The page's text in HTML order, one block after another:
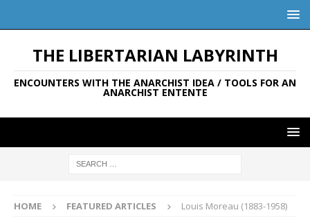
THE LIBERTARIAN LABYRINTH
ENCOUNTERS WITH THE ANARCHIST IDEA / TOOLS FOR AN
ANARCHIST ENTENTE
HOME FEATURED ARTICLES Louis Moreau (1883-1958)